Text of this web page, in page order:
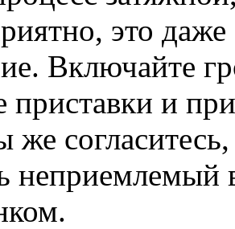
это
Включайте
приставки и
же
неприемлемый